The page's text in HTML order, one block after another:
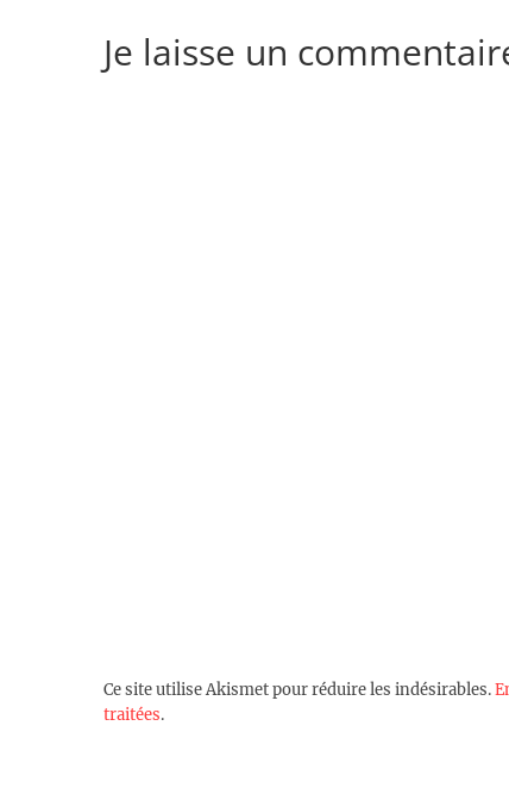
Je laisse un
Ce site utilise Akismet pour réduire les indésirables.
traitées.